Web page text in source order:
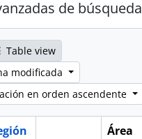
de búsqueda
Table view
modificada
en orden ascendente
Área